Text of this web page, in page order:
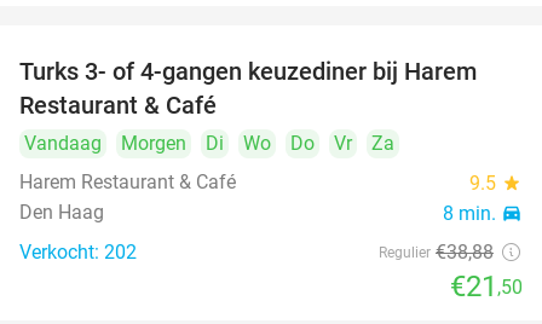
45%
Turks 3- of 4-gangen keuzediner bij Harem
Restaurant & Café
Vandaag Morgen Di Wo Do Vr
Za
Harem Restaurant & Café
9.5 star
Den Haag 8 min. directions_car
Verkocht: 202 Regulier €38,88
€21 ,50